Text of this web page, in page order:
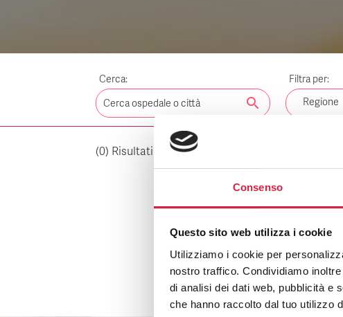
Consenso
Questo sito web utilizza i cookie
Utilizziamo i cookie per
nostro traffico. Condividiamo
di analisi dei dati web, pubblicità e
che hanno raccolto dal tuo utilizzo
Cerca:
search
Filtra per:
Regione
(0) Risultati per: